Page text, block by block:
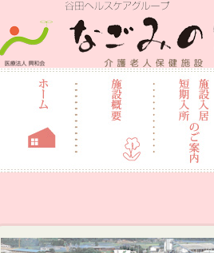
介護老人保健